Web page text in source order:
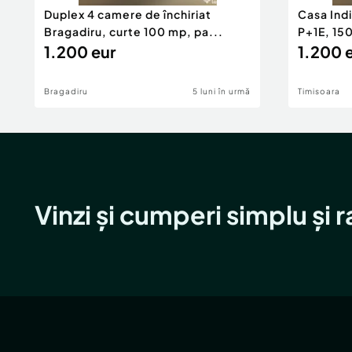
Duplex 4 camere de închiriat
Bragadiru, curte 100 mp, pa...
1.200 eur
Bragadiru 5 luni în urmă
Casa
P+1E,
1.200
Timisoara
Vinzi și cumperi simplu și